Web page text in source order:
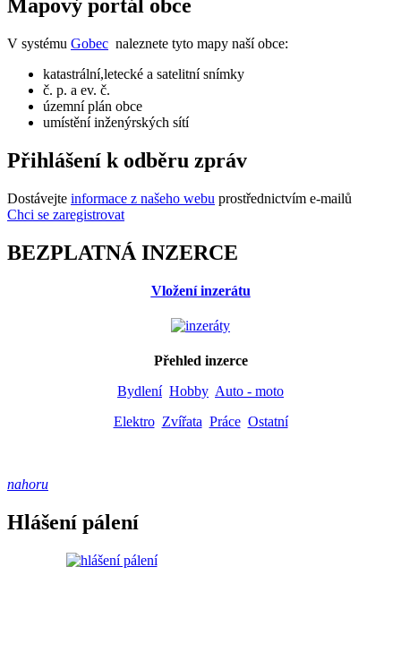
Mapový portál obce
V systému Gobec naleznete tyto mapy naší obce:
katastrální,letecké a satelitní snímky
č. p. a ev. č.
územní plán obce
umístění inženýrských sítí
Přihlášení k odběru zpráv
Dostávejte informace z našeho webu prostřednictvím e-mailů
Chci se zaregistrovat
BEZPLATNÁ INZERCE
Vložení inzerátu
Přehled inzerce
Bydlení Hobby Auto - moto
Elektro Zvířata Práce Ostatní
nahoru
Hlášení pálení